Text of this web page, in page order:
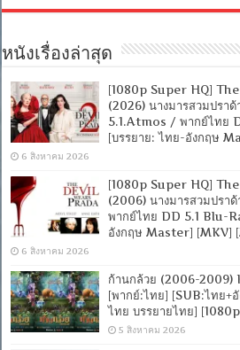
หนังเรื่องล่าสุด
[1080p Super HQ]
(2026) นางมารสวมปราด้
5.1.Atmos / พากย์ไทย
[บรรยาย: ไทย-อังกฤษ
6 สิงหาคม 2026
[1080p Super HQ]
(2006) นางมารสวมปรา
พากย์ไทย DD 5.1 Blu-
อังกฤษ Master] [MKV]
6 สิงหาคม 2026
ก้านกล้วย (2006-2009)
[พากย์:ไทย] [SUB:ไทย+
ไทย บรรยายไทย]
5 สิงหาคม 2026